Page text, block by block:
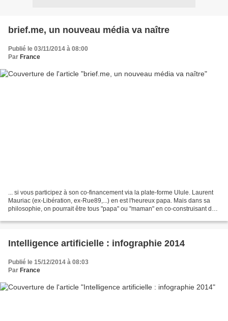
brief.me, un nouveau média va naître
Publié le 03/11/2014 à 08:00
Par France
... si vous participez à son co-financement via la plate-forme Ulule. Laurent
Mauriac (ex-Libération, ex-Rue89,...) en est l'heureux papa. Mais dans sa
philosophie, on pourrait être tous "papa" ou "maman" en co-construisant dès
Intelligence artificielle : infographie 2014
Publié le 15/12/2014 à 08:03
Par France